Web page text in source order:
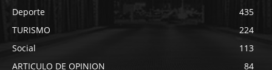
Deporte
435
TURISMO
224
Social
113
ARTICULO DE OPINION
84